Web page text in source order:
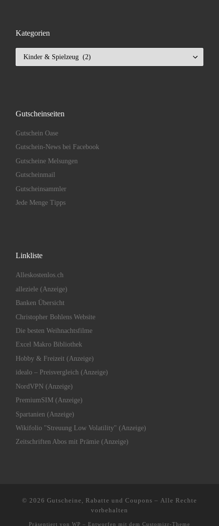
Kategorien
Gutscheinseiten
Gutschein Oase
Gutschein-News bei Facebook
Gutscheine Melsungen
Gutscheinmail
Gutscheinsammler
Jede Menge Tipps
Linkliste
Alleskostenlos.ch
alleziele (Anzeige)
Banken Übersicht
Christopher Bohlens Website
Die besten Weihnachtsfilme
Excel Makro Bibliothek
Hobby & Freizeit (Anzeige)
idealo – Preisvergleich (Anzeige)
NordVPN (Anzeige)
PremiumSIM (Anzeige)
Spartanien (Anzeige)
Wikifolio "Streuung Low Volatility" (Anzeige)
Zeitschriften Abos mit Prämie (Anzeige)
© 2026 Gutscheine, Rabatte und Coupons – Alle Rechte
vorbehalten
Präsentiert von WP – Entworfen mit dem Customizr-Theme